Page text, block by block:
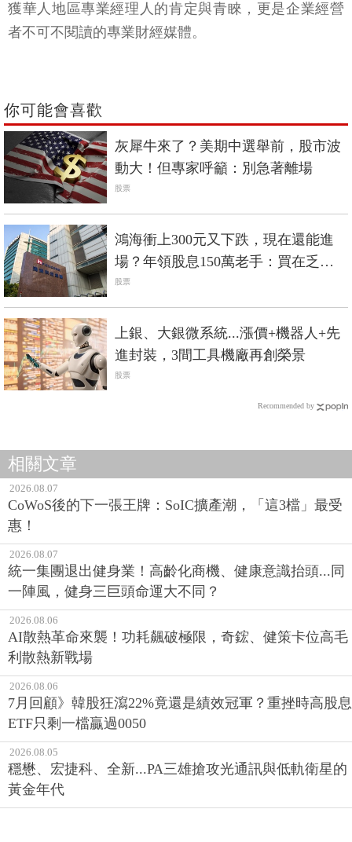
獲華人地區專業經理人的肯定與青睞，更是企業經營
者不可不閱讀的專業財經媒體。
你可能會喜歡
灰犀牛來了？美期中選舉前，股市波
動大！但專家呼籲：別急著離場
股票
鴻海衝上300元又下跌，現在還能進
場？年領股息150萬老手：買在乏人
問津時
股票
上銀、大銀微系統...漲價+機器人+先
進封裝，3間工具機廠再創榮景
股票
Recommended by
相關文章
2026.08.07
CoWoS後的下一張王牌：SoIC擴產潮，「這3檔」最受
惠！
2026.08.07
統一集團退出健身業！高齡化商機、健康意識抬頭...同
一陣風，健身三巨頭命運大不同？
2026.08.06
AI散熱革命來襲！功耗飆破極限，奇鋐、健策卡位高毛
利散熱新戰場
2026.08.06
7月回顧》韓股狂瀉22%竟還是績效冠軍？重挫時高股息
ETF只剩一檔贏過0050
2026.08.05
穩懋、宏捷科、全新...PA三雄搶攻光通訊與低軌衛星的
黃金年代